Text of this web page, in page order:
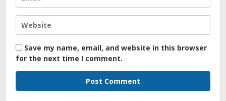
Save my name, email, and website in this browser
for the next time I comment.